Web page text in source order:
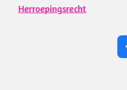
Herroepingsrecht